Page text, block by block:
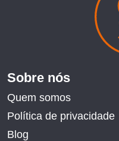
Sobre nós
Quem somos
Política de privacidade
Blog